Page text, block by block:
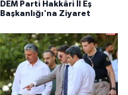
DEM Parti Hakkâri İl Eş
Başkanlığı'na Ziyaret